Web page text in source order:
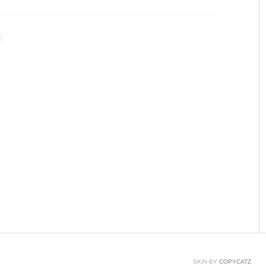
수있다.자세한 내용은 위의 HC-SR04(초음파 센서)의
SKIN BY COPYCATZ